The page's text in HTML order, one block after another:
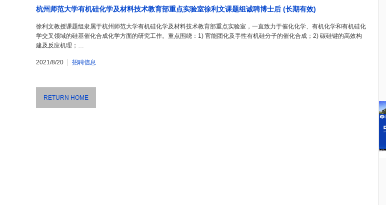
杭州师范大学有机硅化学及材料技术教育部重点实验室徐利文课题组诚聘博士后 (长期有效)
徐利文教授课题组隶属于杭州师范大学有机硅化学及材料技术教育部重点实验室，一直致力于催化化学、有机化学和有机硅化
学交叉领域的硅基催化合成化学方面的研究工作。重点围绕：1) 官能团化及手性有机硅分子的催化合成；2) 碳硅键的高效构
建及反应机理；…
2021/8/20 招聘信息
RETURN HOME